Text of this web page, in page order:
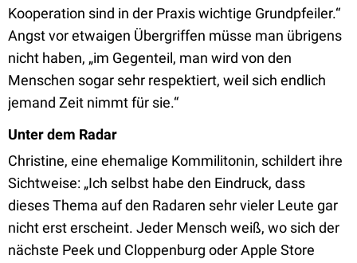
Kooperation sind in der Praxis wichtige Grundpfeiler.“
Angst vor etwaigen Übergriffen müsse man übrigens
nicht haben, „im Gegenteil, man wird von den
Menschen sogar sehr respektiert, weil sich endlich
jemand Zeit nimmt für sie.“
Unter dem Radar
Christine, eine ehemalige Kommilitonin, schildert ihre
Sichtweise: „Ich selbst habe den Eindruck, dass
dieses Thema auf den Radaren sehr vieler Leute gar
nicht erst erscheint. Jeder Mensch weiß, wo sich der
nächste Peek und Cloppenburg oder Apple Store